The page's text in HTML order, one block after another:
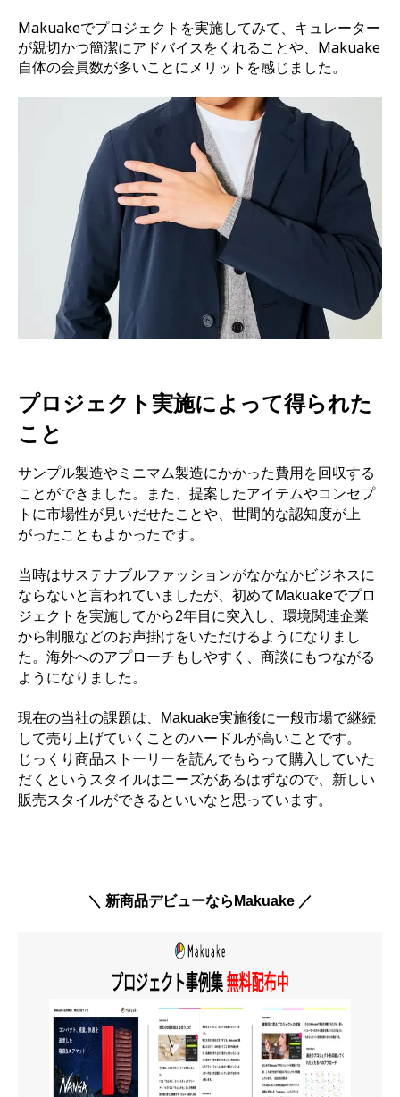
Makuakeでプロジェクトを実施してみて、キュレーター
が親切かつ簡潔にアドバイスをくれることや、Makuake
自体の会員数が多いことにメリットを感じました。
プロジェクト実施によって得られた
こと
サンプル製造やミニマム製造にかかった費用を回収する
ことができました。また、提案したアイテムやコンセプ
トに市場性が見いだせたことや、世間的な認知度が上
がったこともよかったです。
当時はサステナブルファッションがなかなかビジネスに
ならないと言われていましたが、初めてMakuakeでプロ
ジェクトを実施してから2年目に突入し、環境関連企業
から制服などのお声掛けをいただけるようになりまし
た。海外へのアプローチもしやすく、商談にもつながる
ようになりました。
現在の当社の課題は、Makuake実施後に一般市場で継続
して売り上げていくことのハードルが高いことです。
じっくり商品ストーリーを読んでもらって購入していた
だくというスタイルはニーズがあるはずなので、新しい
販売スタイルができるといいなと思っています。
＼ 新商品デビューならMakuake ／